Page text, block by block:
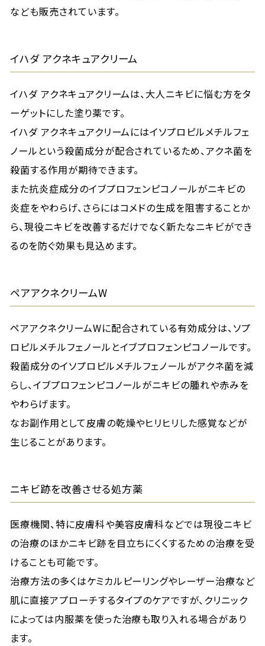
なども販売されています。
イハダ アクネキュアクリーム
イハダ アクネキュアクリームは、大人ニキビに悩む方をタ
ーゲットにした塗り薬です。
イハダ アクネキュアクリームにはイソプロピルメチルフェ
ノールという殺菌成分が配合されているため、アクネ菌を
殺菌する作用が期待できます。
また抗炎症成分のイブプロフェンピコノールがニキビの
炎症をやわらげ、さらにはコメドの生成を阻害することか
ら、現役ニキビを改善するだけでなく新たなニキビができ
るのを防ぐ効果も見込めます。
ペアアクネクリームW
ペアアクネクリームWに配合されている有効成分は、ソプ
ロピルメチルフェノールとイブプロフェンピコノールです。
殺菌成分のイソプロピルメチルフェノールがアクネ菌を減
らし、イブプロフェンピコノールがニキビの腫れや赤みを
やわらげます。
なお副作用として皮膚の乾燥やヒリヒリした感覚などが
生じることがあります。
ニキビ跡を改善させる処方薬
医療機関、特に皮膚科や美容皮膚科などでは現役ニキビ
の治療のほかニキビ跡を目立ちにくくするための治療を受
けることも可能です。
治療方法の多くはケミカルピーリングやレーザー治療など
肌に直接アプローチするタイプのケアですが、クリニック
によっては内服薬を使った治療も取り入れる場合があり
ます。